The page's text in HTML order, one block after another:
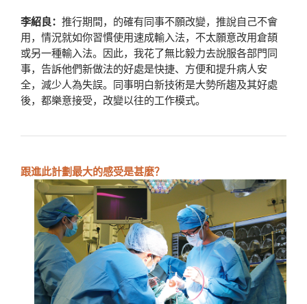
李紹良： 推行期間，的確有同事不願改變，推說自己不會
用，情況就如你習慣使用速成輸入法，不太願意改用倉頡
或另一種輸入法。因此，我花了無比毅力去說服各部門同
事，告訴他們新做法的好處是快捷、方便和提升病人安
全，減少人為失誤。同事明白新技術是大勢所趨及其好處
後，都樂意接受，改變以往的工作模式。
跟進此計劃最大的感受是甚麼？